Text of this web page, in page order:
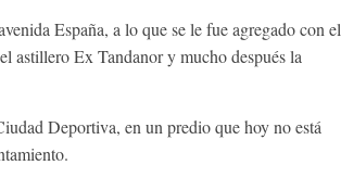
España, a lo que se le fue agregado con el
astillero Ex Tandanor y mucho después la
Deportiva, en un predio que hoy no está